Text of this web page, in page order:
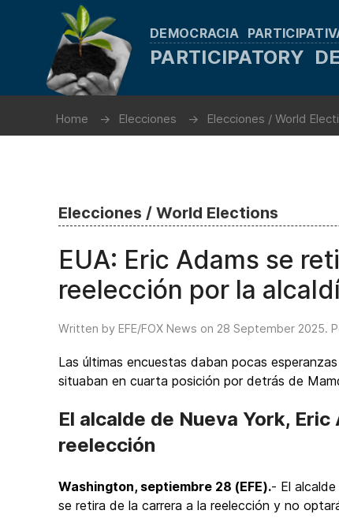
DEMOCRACIA
PARTICIPATORY
Home Elecciones Elecciones / World
Elecciones / World Elections
EUA: Eric Adams se
reelección por la
Written by EFE/FOX News on 28 September 2025.
Las últimas encuestas daban pocas
situaban en cuarta posición por detrás de
El alcalde de Nueva York,
reelección
Washington, septiembre 28 (EFE).- El
se retira de la carrera a la reelección y no